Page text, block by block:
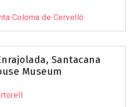
Coloma de Cervelló
Santacana
Museum